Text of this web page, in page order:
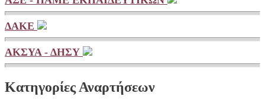
ΔΑΚΕ
ΑΚΣΥΑ - ΔΗΣΥ
Κατηγορίες Αναρτήσεων